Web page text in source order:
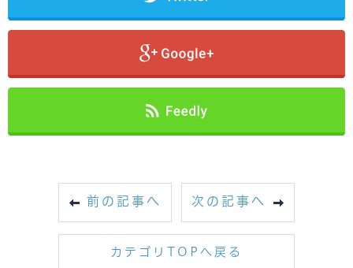
前の記事へ 次の記事へ
カテゴリTOPへ戻る